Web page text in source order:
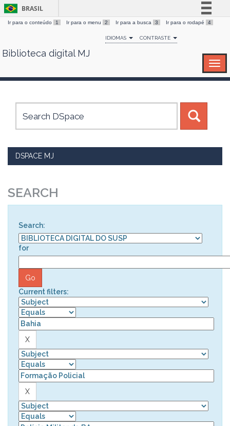
Skip
BRASIL
Simplifique!
Comunica BR
Canais
Ir para o conteúdo 1 Ir para o menu 2 Ir para a busca 3 Ir para o rodapé 4
IDIOMAS CONTRASTE
Biblioteca digital MJ
DSPACE MJ
SEARCH
Search:
for
Current filters: